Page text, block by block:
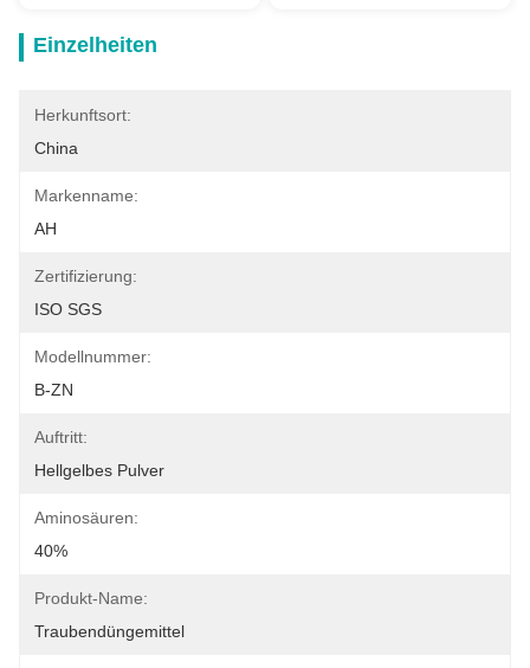
Einzelheiten
Herkunftsort:
China
Markenname:
AH
Zertifizierung:
ISO SGS
Modellnummer:
B-ZN
Auftritt:
Hellgelbes Pulver
Aminosäuren:
40%
Produkt-Name:
Traubendüngemittel